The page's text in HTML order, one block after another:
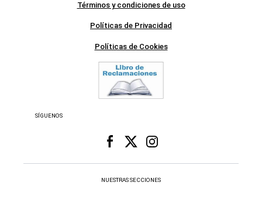
Términos y condiciones de uso
Políticas de Privacidad
Políticas de Cookies
SÍGUENOS
NUESTRAS SECCIONES